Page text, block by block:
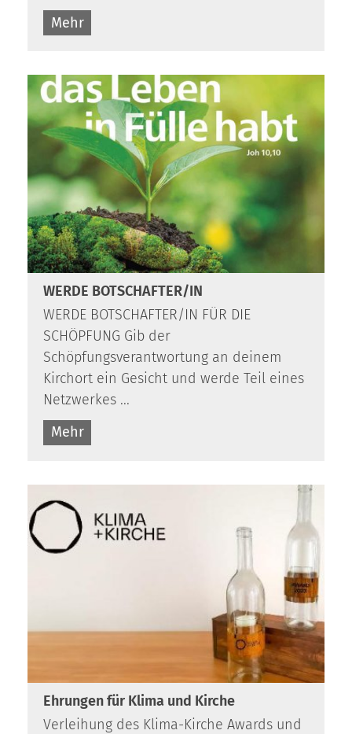
Mehr
WERDE BOTSCHAFTER/IN
WERDE BOTSCHAFTER/IN FÜR DIE
SCHÖPFUNG Gib der
Schöpfungsverantwortung an deinem
Kirchort ein Gesicht und werde Teil eines
Netzwerkes ...
Mehr
Ehrungen für Klima und Kirche
Verleihung des Klima-Kirche Awards und